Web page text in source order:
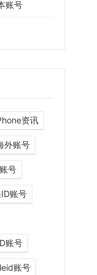
账号
资讯
外账号
号
账号
账号
账号